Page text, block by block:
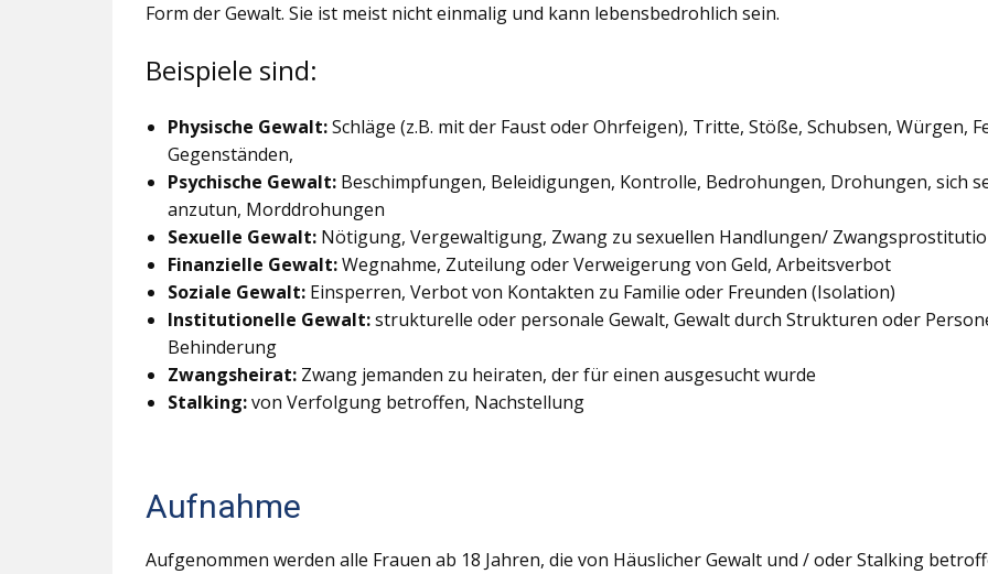
Form der Gewalt. Sie ist meist nicht einmalig und kann lebensbedrohlich sein.
Beispiele sind:
Physische Gewalt:Schläge (z.B. mit der Faust oder Ohrfeigen), Tritte, Stöße, Schubsen, Würgen,
Gegenständen,
Psychische Gewalt: Beschimpfungen, Beleidigungen, Kontrolle, Bedrohungen, Drohungen, sich
anzutun, Morddrohungen
Sexuelle Gewalt: Nötigung, Vergewaltigung, Zwang zu sexuellen Handlungen/
Finanzielle Gewalt:Wegnahme, Zuteilung oder Verweigerung von Geld, Arbeitsverbot
Soziale Gewalt: Einsperren, Verbot von Kontakten zu Familie oder Freunden (Isolation)
Institutionelle Gewalt:strukturelle oder personale Gewalt, Gewalt durch Strukturen oder
Behinderung
Zwangsheirat: Zwang jemanden zu heiraten, der für einen ausgesucht wurde
Stalking:von Verfolgung betroffen, Nachstellung
Aufnahme
Aufgenommen werden alle Frauen ab 18 Jahren, die von Häuslicher Gewalt und / oder Stalking